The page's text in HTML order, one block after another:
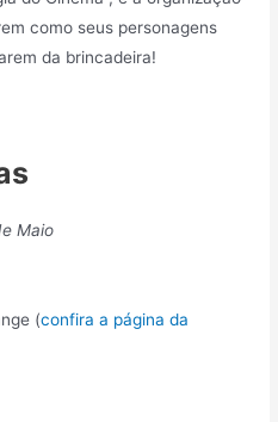
como seus personagens
da brincadeira!
Maio
(confira a página da